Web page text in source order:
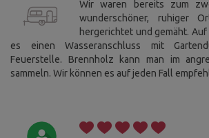
Wir waren bereits zum
wunderschöner, ruhiger
hergerichtet und gemäht.
es einen Wasseranschluss mit
Feuerstelle. Brennholz kann man im
sammeln. Wir können es auf jeden Fall